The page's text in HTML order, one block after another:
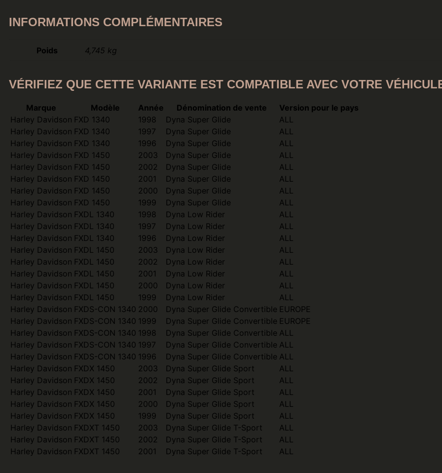
INFORMATIONS COMPLÉMENTAIRES
Poids 4,745 kg
VÉRIFIEZ QUE CETTE VARIANTE EST COMPATIBLE AVEC VOTRE
Marque Modèle Année Dénomination de vente
Version pour le pays
Harley Davidson FXD 1340 1998 Dyna Super Glide
ALL
Harley Davidson FXD 1340 1997 Dyna Super Glide
ALL
Harley Davidson FXD 1340 1996 Dyna Super Glide
ALL
Harley Davidson FXD 1450 2003 Dyna Super Glide
ALL
Harley Davidson FXD 1450 2002 Dyna Super Glide
ALL
Harley Davidson FXD 1450 2001 Dyna Super Glide
ALL
Harley Davidson FXD 1450 2000 Dyna Super Glide
ALL
Harley Davidson FXD 1450 1999 Dyna Super Glide
ALL
Harley Davidson FXDL 1340 1998 Dyna Low Rider
ALL
Harley Davidson FXDL 1340 1997 Dyna Low Rider
ALL
Harley Davidson FXDL 1340 1996 Dyna Low Rider
ALL
Harley Davidson FXDL 1450 2003 Dyna Low Rider
ALL
Harley Davidson FXDL 1450 2002 Dyna Low Rider
ALL
Harley Davidson FXDL 1450 2001 Dyna Low Rider
ALL
Harley Davidson FXDL 1450 2000 Dyna Low Rider
ALL
Harley Davidson FXDL 1450 1999 Dyna Low Rider
ALL
Harley Davidson FXDS-CON 1340 2000 Dyna Super Glide Convertible EUROPE
Harley Davidson FXDS-CON 1340 1999 Dyna Super Glide Convertible EUROPE
Harley Davidson FXDS-CON 1340 1998 Dyna Super Glide Convertible ALL
Harley Davidson FXDS-CON 1340 1997 Dyna Super Glide Convertible ALL
Harley Davidson FXDS-CON 1340 1996 Dyna Super Glide Convertible ALL
Harley Davidson FXDX 1450 2003 Dyna Super Glide Sport
ALL
Harley Davidson FXDX 1450 2002 Dyna Super Glide Sport
ALL
Harley Davidson FXDX 1450 2001 Dyna Super Glide Sport
ALL
Harley Davidson FXDX 1450 2000 Dyna Super Glide Sport
ALL
Harley Davidson FXDX 1450 1999 Dyna Super Glide Sport
ALL
Harley Davidson FXDXT 1450 2003 Dyna Super Glide T-Sport
ALL
Harley Davidson FXDXT 1450 2002 Dyna Super Glide T-Sport
ALL
Harley Davidson FXDXT 1450 2001 Dyna Super Glide T-Sport ALL